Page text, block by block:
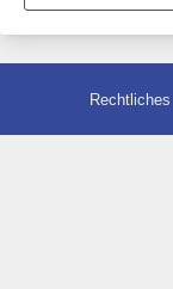
Rechtliches